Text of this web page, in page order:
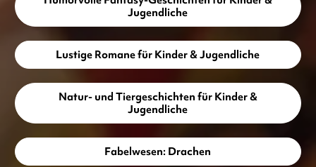
Jugendliche
Lustige Romane für Kinder & Jugendliche
Natur- und Tiergeschichten für Kinder &
Jugendliche
Fabelwesen: Drachen